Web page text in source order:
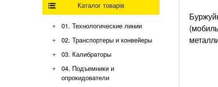
Каталог товарів
+ 01. Технологические линии
Склады и логистика
Промышленность и
производство
Экология и благоустройство
+ 02. Транспортеры и конвейеры
Конвейеры с модульной лентой
Роликовые конвейеры
+
03. Калибраторы
+
04. Подъемники и
опрокидователи